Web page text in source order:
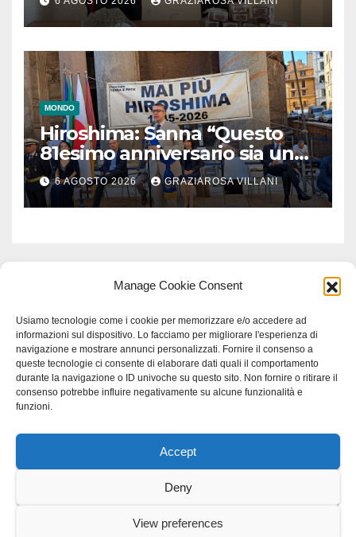
Manage Cookie Consent
Usiamo tecnologie come i cookie per memorizzare e/o accedere ad
informazioni sul dispositivo. Lo facciamo per migliorare l'esperienza di
navigazione e mostrare annunci personalizzati. Fornire il consenso a
queste tecnologie ci consente di elaborare dati quali il comportamento
durante la navigazione o ID univoche su questo sito. Non fornire o ritirare il
consenso potrebbe influire negativamente su alcune funzionalità e
funzioni.
Accept
Deny
View preferences
MONDO
Hiroshima: Sanna “Questo
81esimo anniversario sia un
monito per tutti”
6 AGOSTO 2026 GRAZIAROSA VILLANI
Proudly powered by WordPress|Tema: Newspaperex di
Scienza studio specialistico bracciano